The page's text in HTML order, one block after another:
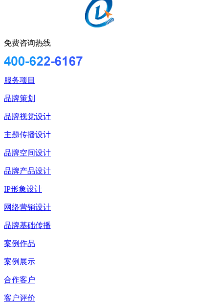
免费咨询热线
服务项目
品牌策划
品牌视觉设计
主题传播设计
品牌空间设计
品牌产品设计
IP形象设计
网络营销设计
品牌基础传播
案例作品
案例展示
合作客户
客户评价